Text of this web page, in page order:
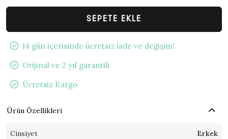
SEPETE EKLE
14 gün içerisinde ücretsiz iade ve değişim!
Orijinal ve 2 yıl garantili
Ücretsiz Kargo
Ürün Özellikleri
Cinsiyet Erkek